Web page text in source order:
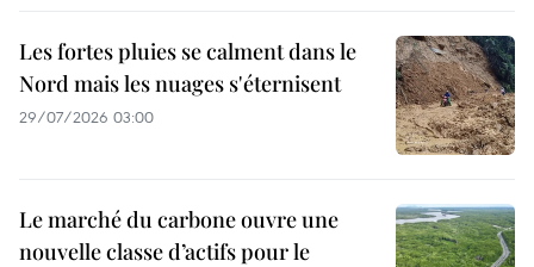
Les fortes pluies se calment dans le
Nord mais les nuages s'éternisent
29/07/2026 03:00
Le marché du carbone ouvre une
nouvelle classe d’actifs pour le